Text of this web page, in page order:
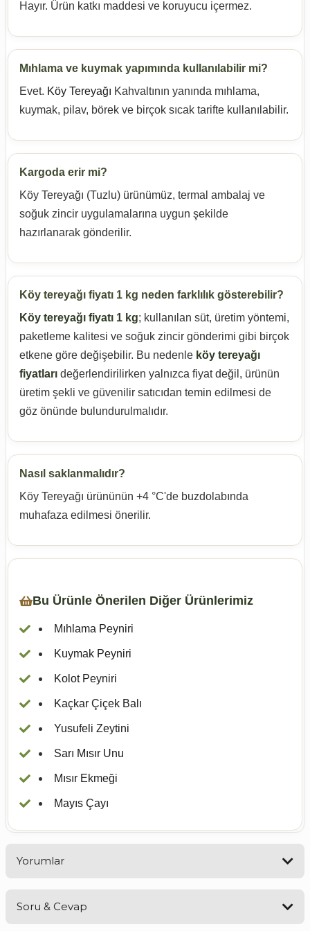
Hayır. Ürün katkı maddesi ve koruyucu içermez.
Mıhlama ve kuymak yapımında kullanılabilir mi?
Evet. Köy Tereyağı Kahvaltının yanında mıhlama,
kuymak, pilav, börek ve birçok sıcak tarifte kullanılabilir.
Kargoda erir mi?
Köy Tereyağı (Tuzlu) ürünümüz, termal ambalaj ve
soğuk zincir uygulamalarına uygun şekilde
hazırlanarak gönderilir.
Köy tereyağı fiyatı 1 kg neden farklılık gösterebilir?
Köy tereyağı fiyatı 1 kg; kullanılan süt, üretim yöntemi,
paketleme kalitesi ve soğuk zincir gönderimi gibi birçok
etkene göre değişebilir. Bu nedenle köy tereyağı
fiyatları değerlendirilirken yalnızca fiyat değil, ürünün
üretim şekli ve güvenilir satıcıdan temin edilmesi de
göz önünde bulundurulmalıdır.
Nasıl saklanmalıdır?
Köy Tereyağı ürününün +4 °C'de buzdolabında
muhafaza edilmesi önerilir.
Bu Ürünle Önerilen Diğer Ürünlerimiz
Mıhlama Peyniri
Kuymak Peyniri
Kolot Peyniri
Kaçkar Çiçek Balı
Yusufeli Zeytini
Sarı Mısır Unu
Mısır Ekmeği
Mayıs Çayı
Yorumlar
Soru & Cevap